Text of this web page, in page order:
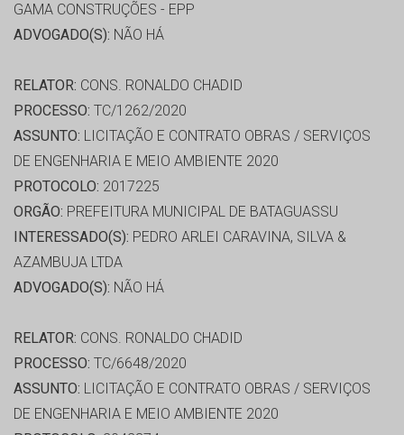
GAMA CONSTRUÇÕES - EPP
ADVOGADO(S): NÃO HÁ
RELATOR: CONS. RONALDO CHADID
PROCESSO: TC/1262/2020
ASSUNTO: LICITAÇÃO E CONTRATO OBRAS / SERVIÇOS
DE ENGENHARIA E MEIO AMBIENTE 2020
PROTOCOLO: 2017225
ORGÃO: PREFEITURA MUNICIPAL DE BATAGUASSU
INTERESSADO(S): PEDRO ARLEI CARAVINA, SILVA &
AZAMBUJA LTDA
ADVOGADO(S): NÃO HÁ
RELATOR: CONS. RONALDO CHADID
PROCESSO: TC/6648/2020
ASSUNTO: LICITAÇÃO E CONTRATO OBRAS / SERVIÇOS
DE ENGENHARIA E MEIO AMBIENTE 2020